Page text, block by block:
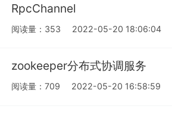
RpcChannel
阅读量：353 2022-05-20 18:06:04
zookeeper分布式协调服务
阅读量：709 2022-05-20 16:58:59